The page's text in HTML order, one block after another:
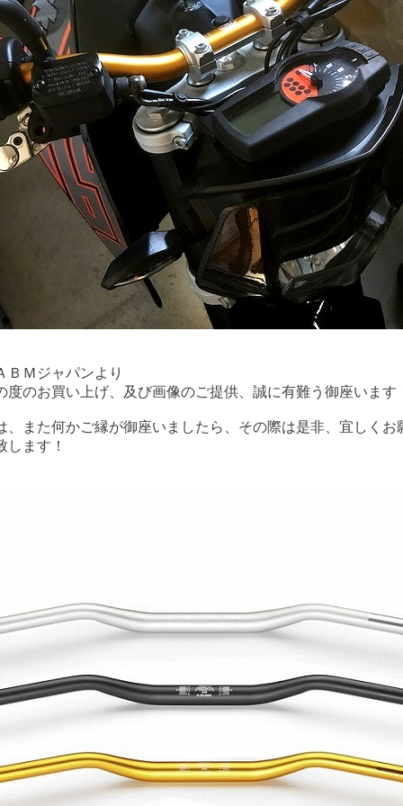
Ｍジャパンより
度のお買い上げ、及び画像のご提供、誠に有難う御座います
、また何かご縁が御座いましたら、その際は是非、宜しくお
します！